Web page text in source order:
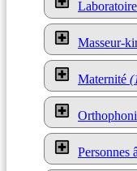
Masseur-
Maternité
Personnes